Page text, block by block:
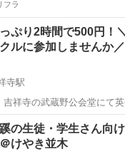
フラ
ぷり2時間で500円！
ルに参加しませんか
寺駅
吉祥寺の武蔵野公会堂にて
んから主婦の方まで、毎
在、新しい仲間を募集中で
吉祥寺駅 英会話 サ
の生徒・学生さん向
けやき並木